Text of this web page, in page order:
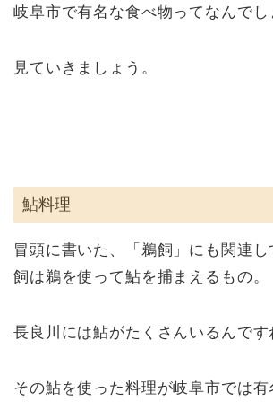
岐阜市で有名な食べ物ってなんでし
見ていきましょう。
鮎料理
冒頭に書いた、「鵜飼」にも関連
飼は鵜を使って鮎を捕まえるもの。
長良川には鮎がたくさんいるんです
その鮎を使った料理が岐阜市では有